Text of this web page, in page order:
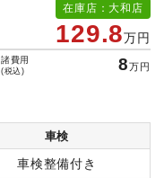
在庫店：大和店
129.8万円
諸費用
(税込) 8万円
車検
車検整備付き